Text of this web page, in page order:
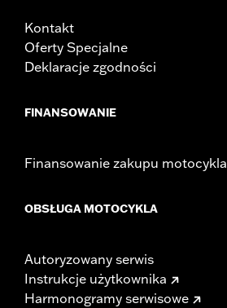
Kontakt
Oferty Specjalne
Deklaracje zgodności
FINANSOWANIE
Finansowanie zakupu motocykla
OBSŁUGA MOTOCYKLA
Autoryzowany serwis
Instrukcje użytkownika
Harmonogramy serwisowe